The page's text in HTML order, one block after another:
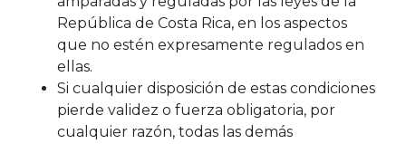
República de Costa Rica, en los aspectos
que no estén expresamente regulados en
ellas.
Si cualquier disposición de estas condiciones
pierde validez o fuerza obligatoria, por
cualquier razón, todas las demás